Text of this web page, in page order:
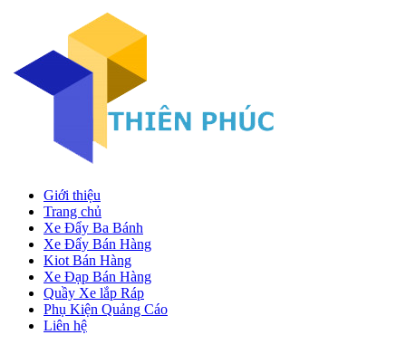
Giới thiệu
Trang chủ
Xe Đẩy Ba Bánh
Xe Đẩy Bán Hàng
Kiot Bán Hàng
Xe Đạp Bán Hàng
Quầy Xe lắp Ráp
Phụ Kiện Quảng Cáo
Liên hệ